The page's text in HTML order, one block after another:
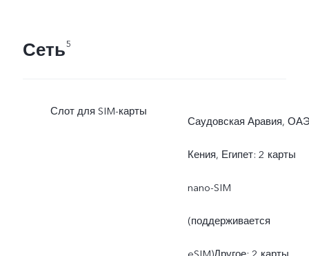
Сеть5
Слот для SIM-карты
Саудовская Аравия,
Кения, Египет: 2 карты
nano-SIM
(поддерживается